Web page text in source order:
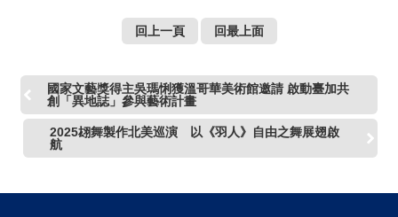
回上一頁 回最上面
國家文藝獎得主吳瑪悧獲溫哥華美術館邀請 啟動臺加共
創「異地誌」參與藝術計畫
2025翃舞製作北美巡演 以《羽人》自由之舞展翅啟
航